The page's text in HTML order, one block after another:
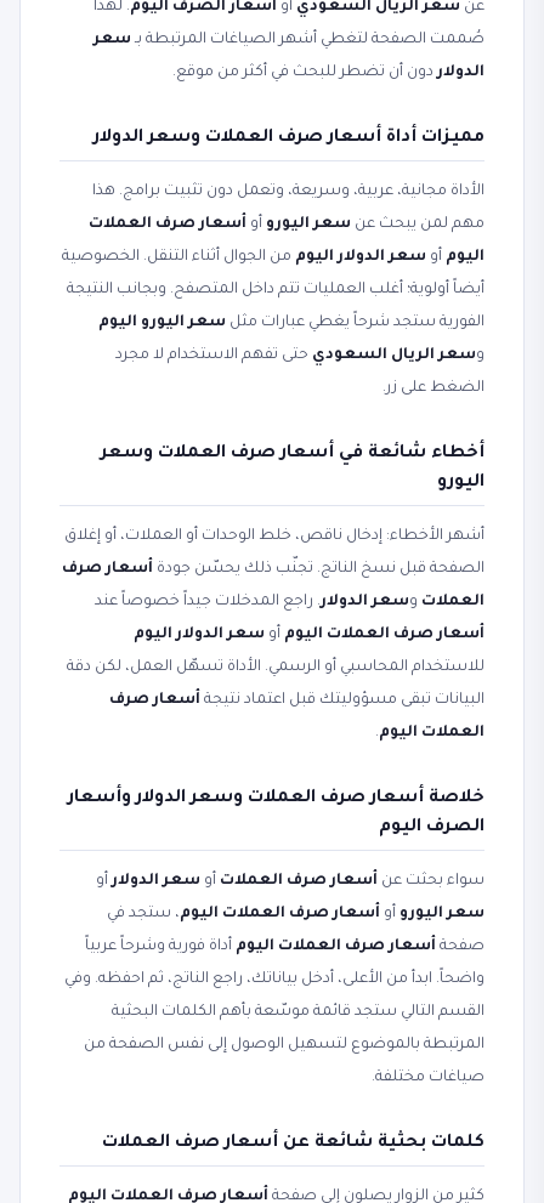
عن سعر الريال السعودي أو أسعار الصرف اليوم. لهذا
صُممت الصفحة لتغطي أشهر الصياغات المرتبطة بـ سعر
الدولاردون أن تضطر للبحث في أكثر من موقع.
مميزات أداة أسعار صرف العملات وسعر الدولار
الأداة مجانية، عربية، وسريعة، وتعمل دون تثبيت برامج. هذا
مهم لمن يبحث عن سعر اليورو أو أسعار صرف العملات
اليوم أو سعر الدولار اليوم من الجوال أثناء التنقل. الخصوصية
أيضاً أولوية؛ أغلب العمليات تتم داخل المتصفح. وبجانب النتيجة
الفورية ستجد شرحاً يغطي عبارات مثل سعر اليورو اليوم
وسعر الريال السعودي حتى تفهم الاستخدام لا مجرد
الضغط على زر.
أخطاء شائعة في أسعار صرف العملات وسعر
اليورو
أشهر الأخطاء: إدخال ناقص، خلط الوحدات أو العملات، أو إغلاق
الصفحة قبل نسخ الناتج. تجنّب ذلك يحسّن جودة أسعار صرف
العملات وسعر الدولار. راجع المدخلات جيداً خصوصاً عند
أسعار صرف العملات اليوم أو سعر الدولار اليوم
للاستخدام المحاسبي أو الرسمي. الأداة تسهّل العمل، لكن دقة
البيانات تبقى مسؤوليتك قبل اعتماد نتيجة أسعار صرف
العملات اليوم.
خلاصة أسعار صرف العملات وسعر الدولار وأسعار
الصرف اليوم
سواء بحثت عن أسعار صرف العملات أو سعر الدولارأو
سعر اليورو أو أسعار صرف العملات اليوم، ستجد في
صفحة أسعار صرف العملات اليوم أداة فورية وشرحاً عربياً
واضحاً. ابدأ من الأعلى، أدخل بياناتك، راجع الناتج، ثم احفظه. وفي
القسم التالي ستجد قائمة موسّعة بأهم الكلمات البحثية
المرتبطة بالموضوع لتسهيل الوصول إلى نفس الصفحة من
صياغات مختلفة.
كلمات بحثية شائعة عن أسعار صرف العملات
كثير من الزوار يصلون إلى صفحة أسعار صرف العملات اليوم